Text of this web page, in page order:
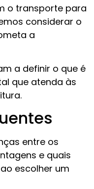
o transporte para
considerar o
a
a definir o que é
que atenda às
entre os
e quais
escolher um